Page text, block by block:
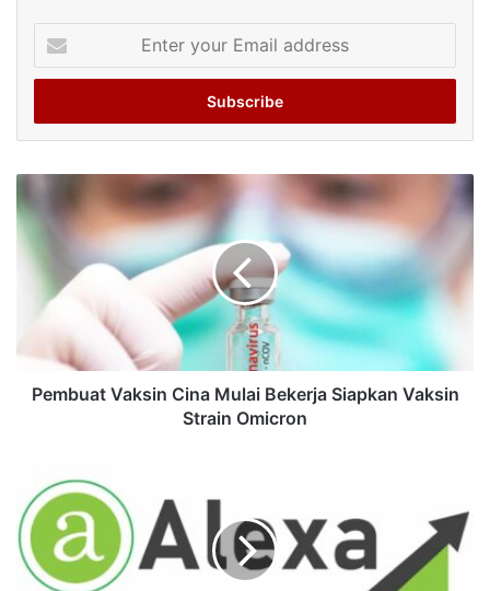
your
Email
Pembuat Vaksin Cina Mulai Bekerja Siapkan Vaksin
Strain Omicron